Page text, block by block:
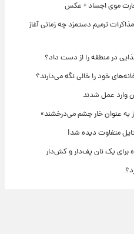
موی اجساد + عکس
ترمیم دستمزد چه زمانی آغاز
در منطقه را از دست داد؟
خود را خالی نگه می‌دارند؟
به عنوان خار چشم می‌درخشند»